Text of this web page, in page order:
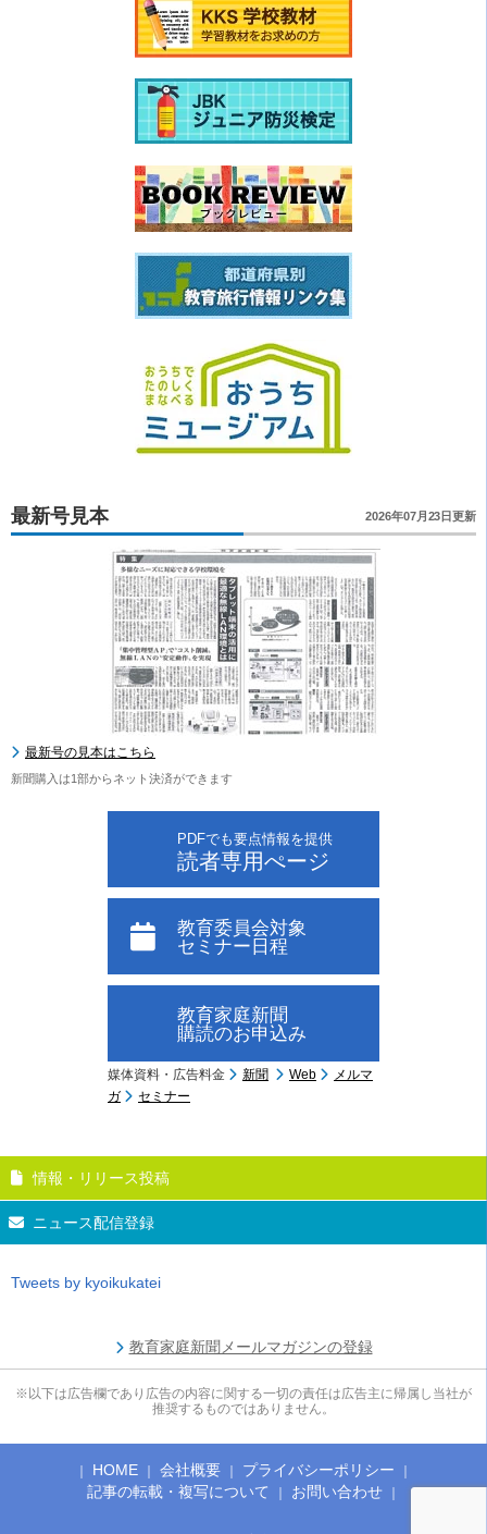
最新号見本 2026年07月23日更新
最新号の見本はこちら
新聞購入は1部からネット決済ができます
PDFでも要点情報を提供
読者専用ぺージ
教育委員会対象
セミナー日程
教育家庭新聞
購読のお申込み
媒体資料・広告料金 新聞 Web
メルマ
ガ
セミナー
情報・リリース投稿
ニュース配信登録
Tweets by kyoikukatei
教育家庭新聞メールマガジンの登録
※以下は広告欄であり広告の内容に関する一切の責任は広告主に帰属し当社が
推奨するものではありません。
HOME 会社概要
プライバシーポリシー
記事の転載・複写について
お問い合わせ